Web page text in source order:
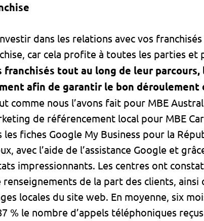
dans les relations avec vos
car cela profite à toutes les parties
franchisés tout au long de leur
afin de garantir le bon déroulement
comme nous l’avons fait pour MBE
de référencement local pour MBE
fiches Google My Business pour la
avec l’aide de l’assistance Google et
impressionnants. Les centres ont
renseignements de la part des clients,
locales du site web. En moyenne, six
% le nombre d’appels téléphoniques